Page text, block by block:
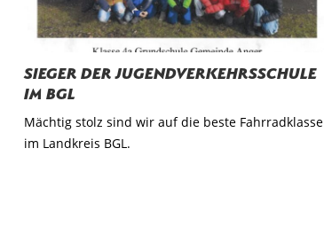
Sieger der Jugendverkehrsschule
im BGL
Mächtig stolz sind wir auf die beste Fahrradklasse
im Landkreis BGL.